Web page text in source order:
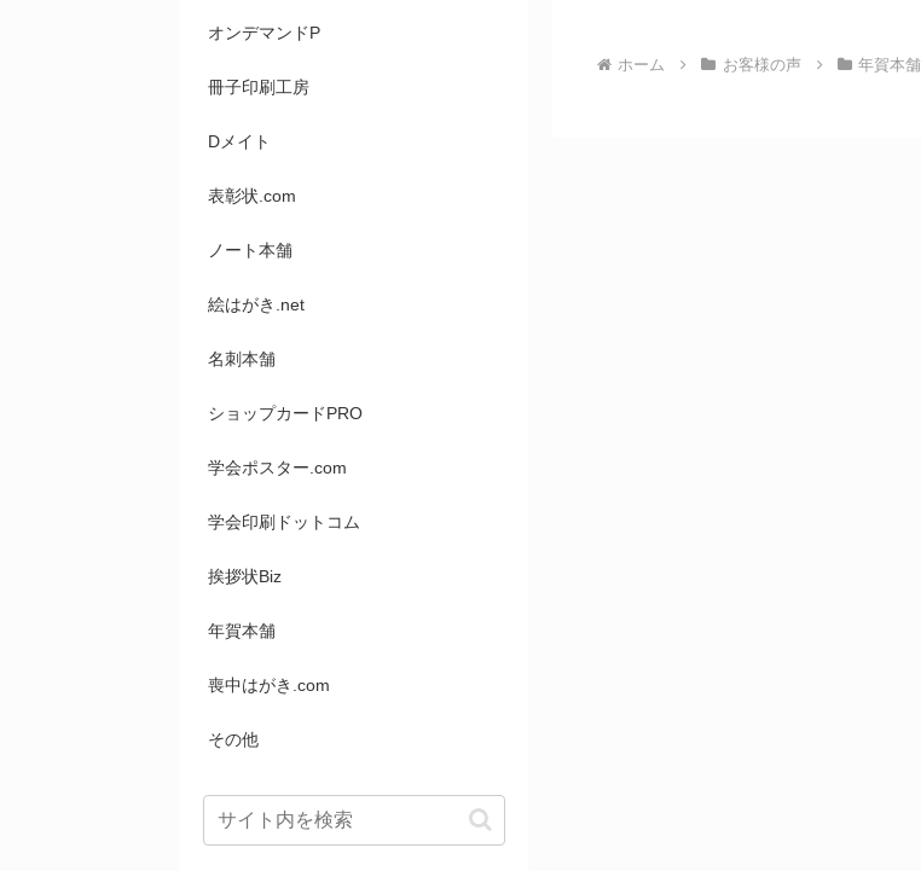
ホーム お客様の声 年賀本舗
オンデマンドP
冊子印刷工房
Dメイト
表彰状.com
ノート本舗
絵はがき.net
名刺本舗
ショップカードPRO
学会ポスター.com
学会印刷ドットコム
挨拶状Biz
年賀本舗
喪中はがき.com
その他